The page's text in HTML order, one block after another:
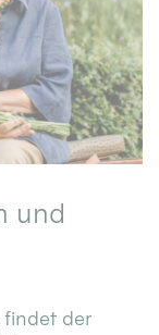
und
findet der